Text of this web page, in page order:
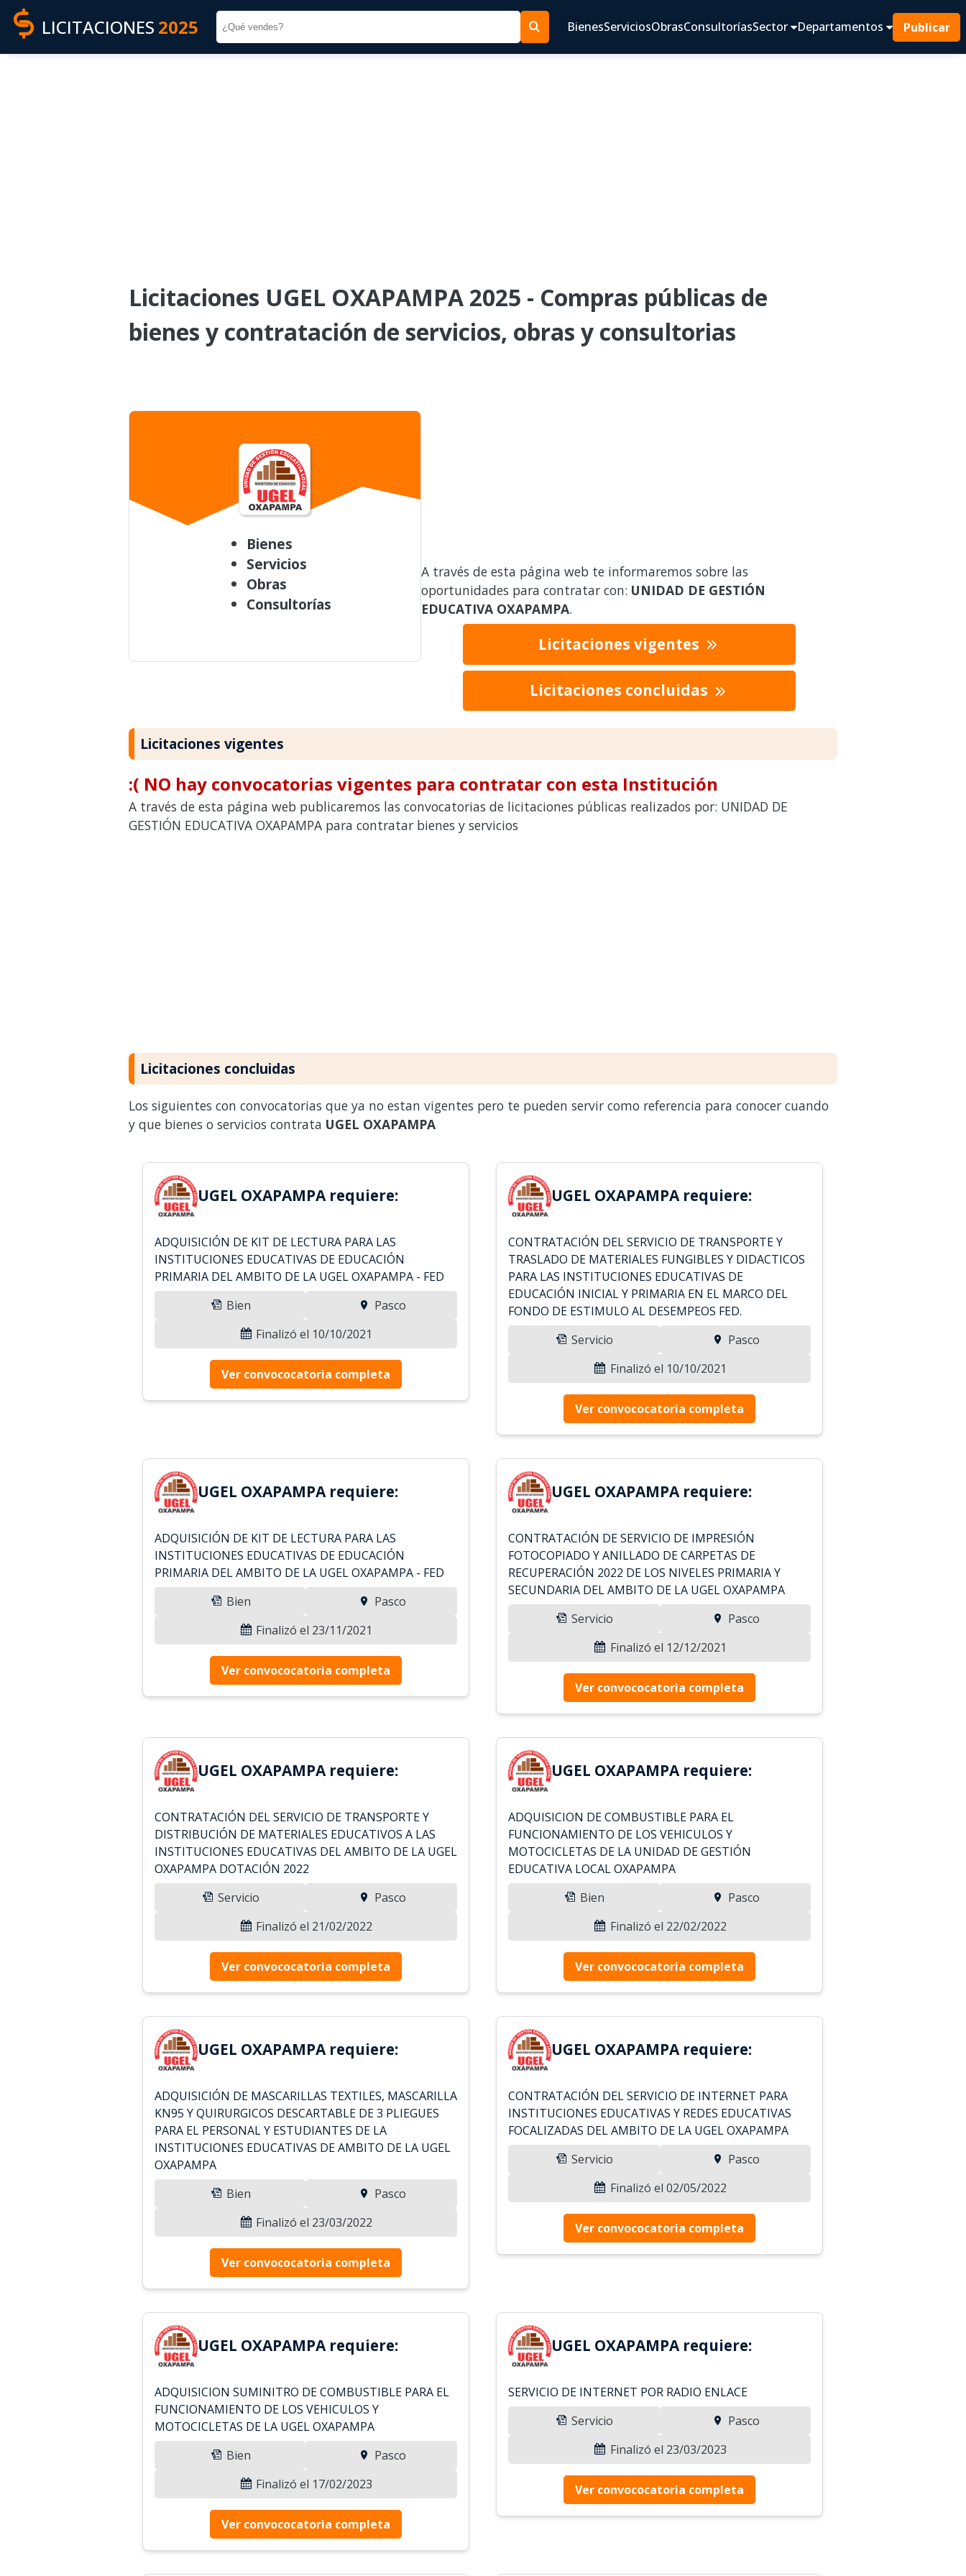
LICITACIONES 2025 BienesServiciosObrasConsultoríasSector Departamentos Publicar
Licitaciones UGEL OXAPAMPA 2025 - Compras públicas de
bienes y contratación de servicios, obras y consultorias
Bienes
Servicios
Obras
Consultorías
A través de esta página web te informaremos sobre las
oportunidades para contratar con: UNIDAD DE GESTIÓN
EDUCATIVA OXAPAMPA.
Licitaciones vigentes
Licitaciones concluidas
Licitaciones vigentes
:( NO hay convocatorias vigentes para contratar con esta Institución
A través de esta página web publicaremos las convocatorias de licitaciones públicas realizados por: UNIDAD DE
GESTIÓN EDUCATIVA OXAPAMPA para contratar bienes y servicios
Licitaciones concluidas
Los siguientes con convocatorias que ya no estan vigentes pero te pueden servir como referencia para conocer cuando
y que bienes o servicios contrata UGEL OXAPAMPA
UGEL OXAPAMPA requiere:
ADQUISICIÓN DE KIT DE LECTURA PARA LAS
INSTITUCIONES EDUCATIVAS DE EDUCACIÓN
PRIMARIA DEL AMBITO DE LA UGEL OXAPAMPA - FED
Bien
Pasco
Finalizó el 10/10/2021
Ver convococatoria completa
UGEL OXAPAMPA requiere:
CONTRATACIÓN DEL SERVICIO DE TRANSPORTE Y
TRASLADO DE MATERIALES FUNGIBLES Y DIDACTICOS
PARA LAS INSTITUCIONES EDUCATIVAS DE
EDUCACIÓN INICIAL Y PRIMARIA EN EL MARCO DEL
FONDO DE ESTIMULO AL DESEMPEOS FED.
Servicio
Pasco
Finalizó el 10/10/2021
Ver convococatoria completa
UGEL OXAPAMPA requiere:
ADQUISICIÓN DE KIT DE LECTURA PARA LAS
INSTITUCIONES EDUCATIVAS DE EDUCACIÓN
PRIMARIA DEL AMBITO DE LA UGEL OXAPAMPA - FED
Bien
Pasco
Finalizó el 23/11/2021
Ver convococatoria completa
UGEL OXAPAMPA requiere:
CONTRATACIÓN DE SERVICIO DE IMPRESIÓN
FOTOCOPIADO Y ANILLADO DE CARPETAS DE
RECUPERACIÓN 2022 DE LOS NIVELES PRIMARIA Y
SECUNDARIA DEL AMBITO DE LA UGEL OXAPAMPA
Servicio
Pasco
Finalizó el 12/12/2021
Ver convococatoria completa
UGEL OXAPAMPA requiere:
CONTRATACIÓN DEL SERVICIO DE TRANSPORTE Y
DISTRIBUCIÓN DE MATERIALES EDUCATIVOS A LAS
INSTITUCIONES EDUCATIVAS DEL AMBITO DE LA UGEL
OXAPAMPA DOTACIÓN 2022
Servicio
Pasco
Finalizó el 21/02/2022
Ver convococatoria completa
UGEL OXAPAMPA requiere:
ADQUISICION DE COMBUSTIBLE PARA EL
FUNCIONAMIENTO DE LOS VEHICULOS Y
MOTOCICLETAS DE LA UNIDAD DE GESTIÓN
EDUCATIVA LOCAL OXAPAMPA
Bien
Pasco
Finalizó el 22/02/2022
Ver convococatoria completa
UGEL OXAPAMPA requiere:
ADQUISICIÓN DE MASCARILLAS TEXTILES, MASCARILLA
KN95 Y QUIRURGICOS DESCARTABLE DE 3 PLIEGUES
PARA EL PERSONAL Y ESTUDIANTES DE LA
INSTITUCIONES EDUCATIVAS DE AMBITO DE LA UGEL
OXAPAMPA
Bien
Pasco
Finalizó el 23/03/2022
Ver convococatoria completa
UGEL OXAPAMPA requiere:
CONTRATACIÓN DEL SERVICIO DE INTERNET PARA
INSTITUCIONES EDUCATIVAS Y REDES EDUCATIVAS
FOCALIZADAS DEL AMBITO DE LA UGEL OXAPAMPA
Servicio
Pasco
Finalizó el 02/05/2022
Ver convococatoria completa
UGEL OXAPAMPA requiere:
ADQUISICION SUMINITRO DE COMBUSTIBLE PARA EL
FUNCIONAMIENTO DE LOS VEHICULOS Y
MOTOCICLETAS DE LA UGEL OXAPAMPA
Bien
Pasco
Finalizó el 17/02/2023
Ver convococatoria completa
UGEL OXAPAMPA requiere:
SERVICIO DE INTERNET POR RADIO ENLACE
Servicio
Pasco
Finalizó el 23/03/2023
Ver convococatoria completa